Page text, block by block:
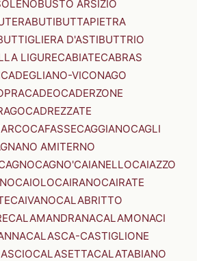
BUSTO ARSIZIO
BUTIBUTTAPIETRA
D'ASTIBUTTRIO
LIGURECABIATECABRAS
CADEGLIANO-VICONAGO
CADEOCADERZONE
CADREZZATE
CAFASSECAGGIANOCAGLI
AMITERNO
CAGNO'CAIANELLOCAIAZZO
CAIOLOCAIRANOCAIRATE
CAIVANOCALABRITTO
CALAMANDRANACALAMONACI
CALASCA-CASTIGLIONE
CALASETTACALATABIANO